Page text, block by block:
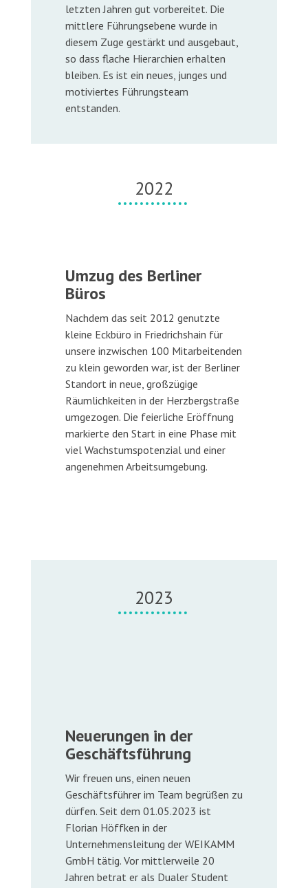
letzten Jahren gut vorbereitet. Die
mittlere Führungsebene wurde in
diesem Zuge gestärkt und ausgebaut,
so dass flache Hierarchien erhalten
bleiben. Es ist ein neues, junges und
motiviertes Führungsteam
entstanden.
2022
Umzug des Berliner
Büros
Nachdem das seit 2012 genutzte
kleine Eckbüro in Friedrichshain für
unsere inzwischen 100 Mitarbeitenden
zu klein geworden war, ist der Berliner
Standort in neue, großzügige
Räumlichkeiten in der Herzbergstraße
umgezogen. Die feierliche Eröffnung
markierte den Start in eine Phase mit
viel Wachstumspotenzial und einer
angenehmen Arbeitsumgebung.
2023
Neuerungen in der
Geschäftsführung
Wir freuen uns, einen neuen
Geschäftsführer im Team begrüßen zu
dürfen. Seit dem 01.05.2023 ist
Florian Höffken in der
Unternehmensleitung der WEIKAMM
GmbH tätig. Vor mittlerweile 20
Jahren betrat er als Dualer Student